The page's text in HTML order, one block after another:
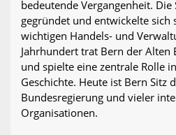
bedeutende Vergangenheit.
gegründet und entwickelte sich
wichtigen Handels- und
Jahrhundert trat Bern der Alten
und spielte eine zentrale Rolle
Geschichte. Heute ist Bern Sitz
Bundesregierung und vieler
Organisationen.